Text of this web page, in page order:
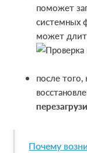
поможет
системных
может
после того,
Почему